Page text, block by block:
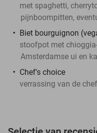
met spaghetti,
pijnboompitten,
Biet bourguignon
stoofpot met
Amsterdamse ui en
Chef's choice
verrassing van de chef